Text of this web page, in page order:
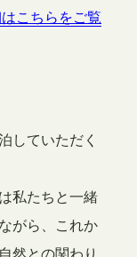
こちらをご覧
していただく
私たちと一緒
がら、これか